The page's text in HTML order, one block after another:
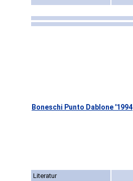
Boneschi Punto Dablone '1994
Literatur